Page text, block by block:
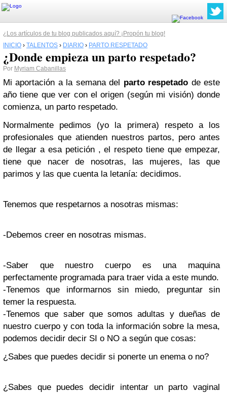
¿Los artículos de tu blog publicados aquí? ¡Propón tu blog!
INICIO › TALENTOS › DIARIO › PARTO RESPETADO
¿Donde empieza un parto respetado?
Por Myriam Cabanillas
Mi aportación a la semana del parto respetado de este
año tiene que ver con el origen (según mi visión) donde
comienza, un parto respetado.
Normalmente pedimos (yo la primera) respeto a los
profesionales que atienden nuestros partos, pero antes
de llegar a esa petición , el respeto tiene que empezar,
tiene que nacer de nosotras, las mujeres, las que
parimos y las que cuenta la letanía: decidimos.
Tenemos que respetarnos a nosotras mismas:
-Debemos creer en nosotras mismas.
-Saber que nuestro cuerpo es una maquina
perfectamente programada para traer vida a este mundo.
-Tenemos que informarnos sin miedo, preguntar sin
temer la respuesta.
-Tenemos que saber que somos adultas y dueñas de
nuestro cuerpo y con toda la información sobre la mesa,
podemos decidir decir SI o NO a según que cosas:
¿Sabes que puedes decidir si ponerte un enema o no?
¿Sabes que puedes decidir intentar un parto vaginal